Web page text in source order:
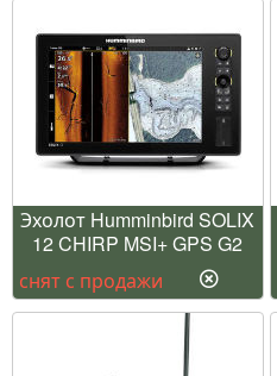
Эхолот Humminbird SOLIX
12 CHIRP MSI+ GPS G2
снят с продажи